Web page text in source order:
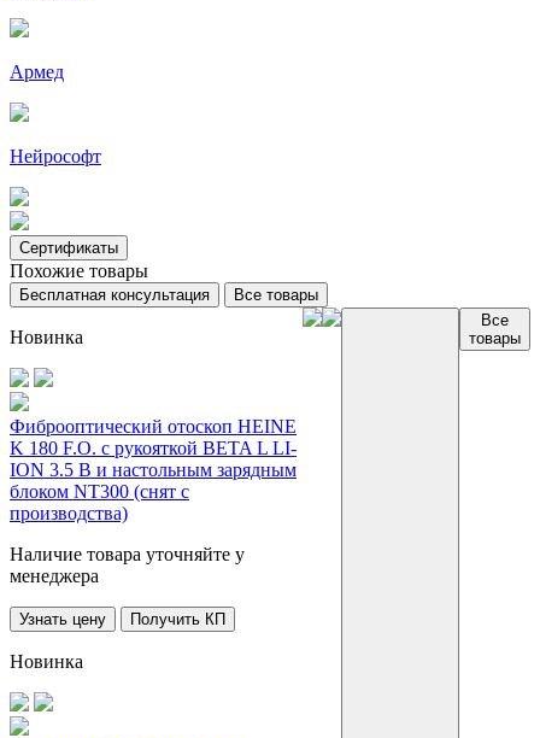
Армед
Нейрософт
Сертификаты
Похожие товары
Бесплатная консультация Все товары
Новинка
Фиброоптический отоскоп HEINE
K 180 F.O. с рукояткой BETA L LI-
ION 3.5 В и настольным зарядным
блоком NT300 (снят с
производства)
Наличие товара уточняйте у
менеджера
Узнать цену Получить КП
Новинка
Все
товары